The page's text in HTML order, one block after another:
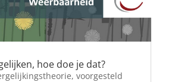
hoe doe je dat?
voorgesteld